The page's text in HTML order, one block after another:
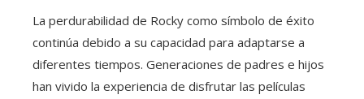
La perdurabilidad de Rocky como símbolo de éxito
continúa debido a su capacidad para adaptarse a
diferentes tiempos. Generaciones de padres e hijos
han vivido la experiencia de disfrutar las películas